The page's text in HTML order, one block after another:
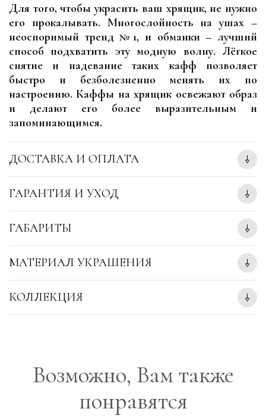
Для того, чтобы украсить ваш хрящик, не нужно
его прокалывать. Многослойность на ушах –
неоспоримый тренд №1, и обманки – лучший
способ подхватить эту модную волну. Лёгкое
снятие и надевание таких кафф позволяет
быстро и безболезненно менять их по
настроению. Каффы на хрящик освежают образ
и делают его более выразительным и
запоминающимся.
ДОСТАВКА И ОПЛАТА
ГАРАНТИЯ И УХОД
ГАБАРИТЫ
МАТЕРИАЛ УКРАШЕНИЯ
КОЛЛЕКЦИЯ
Возможно, Вам также
понравятся